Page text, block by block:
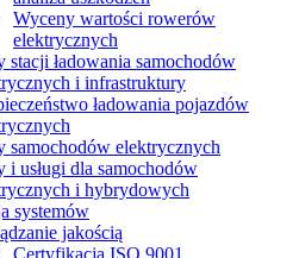
Wyceny wartości rowerów
elektrycznych
stacji ładowania samochodów
i infrastruktury
ładowania pojazdów
samochodów elektrycznych
i usługi dla samochodów
i hybrydowych
systemów
jakością
Certyfikacja ISO 9001